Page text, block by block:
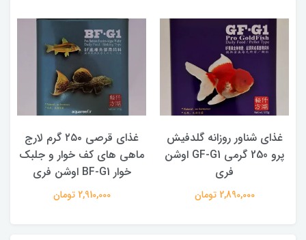
شناور روزانه گلدفیش
پرو 250 گرمی GF-G1 اوشن
غذای قرصی ۲۵۰ گرم لارج
ماهی های کف خوار و جلبک